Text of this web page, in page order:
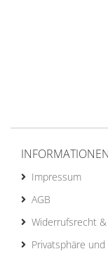
INFORMATIONEN
Impressum
AGB
Widerrufsrecht
Privatsphäre